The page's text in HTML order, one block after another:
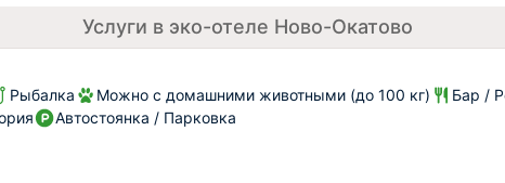
Услуги в эко-отеле Ново-Окатово
Рыбалка Можно с домашними животными (до 100 кг)
Бар /
Автостоянка / Парковка